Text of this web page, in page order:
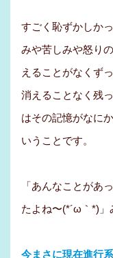
すごく恥ずかしか
みや苦しみや怒り
えることがなくず
消えることなく残
はその記憶がなに
いうことです。
「あんなことがあ
たよね〜(*´ω｀*)」
今まさに現在進行